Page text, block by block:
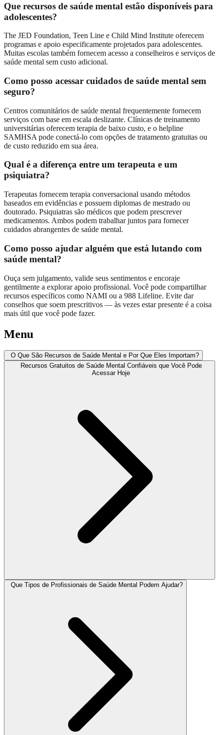
Que recursos de saúde mental estão disponíveis para
adolescentes?
The JED Foundation, Teen Line e Child Mind Institute oferecem
programas e apoio especificamente projetados para adolescentes.
Muitas escolas também fornecem acesso a conselheiros e serviços de
saúde mental sem custo adicional.
Como posso acessar cuidados de saúde mental sem
seguro?
Centros comunitários de saúde mental frequentemente fornecem
serviços com base em escala deslizante. Clínicas de treinamento
universitárias oferecem terapia de baixo custo, e o helpline
SAMHSA pode conectá-lo com opções de tratamento gratuitas ou
de custo reduzido em sua área.
Qual é a diferença entre um terapeuta e um
psiquiatra?
Terapeutas fornecem terapia conversacional usando métodos
baseados em evidências e possuem diplomas de mestrado ou
doutorado. Psiquiatras são médicos que podem prescrever
medicamentos. Ambos podem trabalhar juntos para fornecer
cuidados abrangentes de saúde mental.
Como posso ajudar alguém que está lutando com
saúde mental?
Ouça sem julgamento, valide seus sentimentos e encoraje
gentilmente a explorar apoio profissional. Você pode compartilhar
recursos específicos como NAMI ou a 988 Lifeline. Evite dar
conselhos que soem prescritivos — às vezes estar presente é a coisa
mais útil que você pode fazer.
Menu
O Que São Recursos de Saúde Mental e Por Que Eles Importam?
Recursos Gratuitos de Saúde Mental Confiáveis que Você Pode
Acessar Hoje
Que Tipos de Profissionais de Saúde Mental Podem Ajudar?